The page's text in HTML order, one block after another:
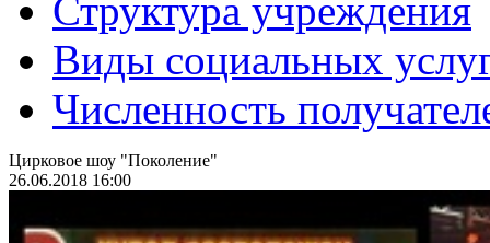
Структура учреждения
Виды социальных
Численность
Цирковое шоу "Поколение"
26.06.2018 16:00